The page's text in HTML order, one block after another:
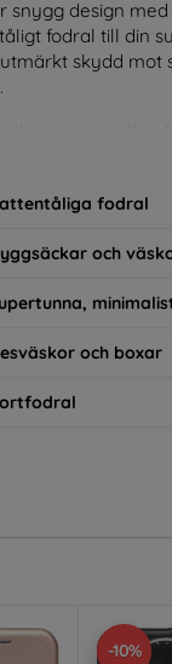
snygg design
fodral till din
skydd mot
din vardagsoutfit.
fodral
och
och boxar
-10%